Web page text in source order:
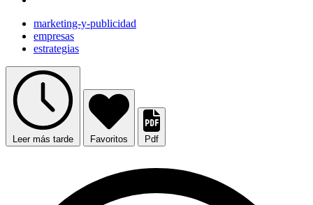
marketing-y-publicidad
empresas
estrategias
Leer más tarde Favoritos Pdf